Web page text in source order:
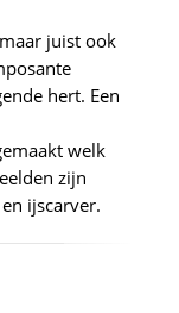
juist ook
hert. Een
welk
zijn
ijscarver.